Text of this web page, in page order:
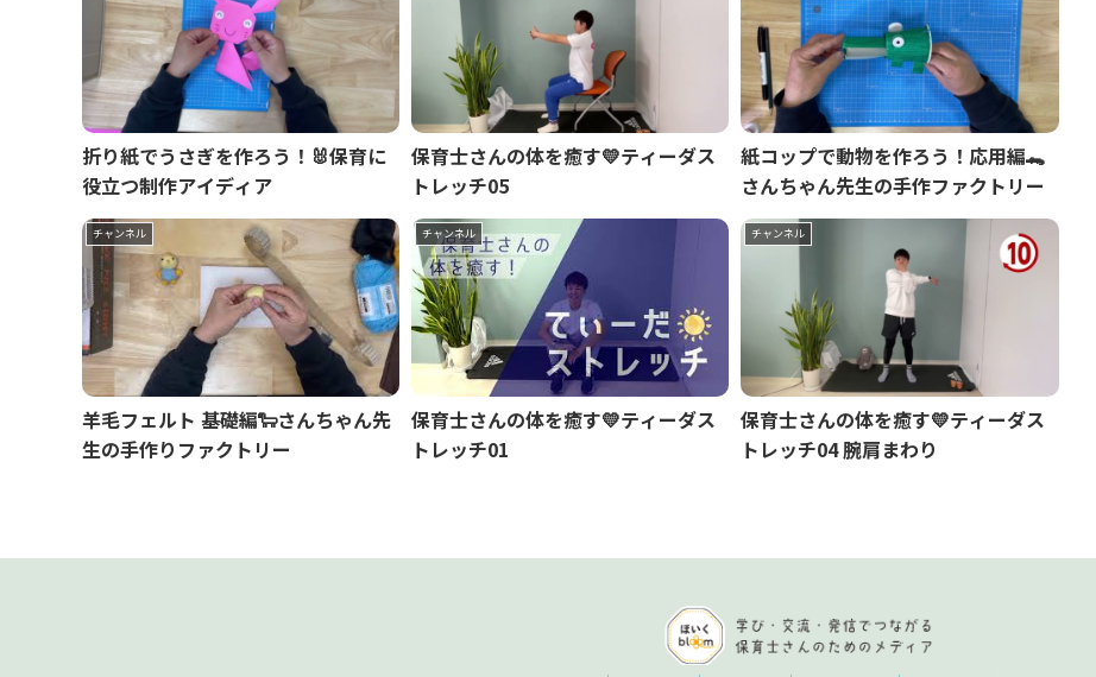
折り紙でうさぎを作ろう！🐰保育に
役立つ制作アイディア
保育士さんの体を癒す💛ティーダス
トレッチ05
紙コップで動物を作ろう！応用編🐊
さんちゃん先生の手作ファクトリー
チャンネル
羊毛フェルト 基礎編🐑さんちゃん先
生の手作りファクトリー
チャンネル
保育士さんの体を癒す💛ティーダス
トレッチ01
チャンネル
保育士さんの体を癒す💛ティーダス
トレッチ04 腕肩まわり